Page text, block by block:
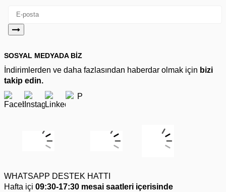
SOSYAL MEDYADA BİZ
İndirimlerden ve daha fazlasından haberdar olmak için bizi
takip edin.
WHATSAPP DESTEK HATTI
Hafta içi 09:30-17:30 mesai saatleri içerisinde